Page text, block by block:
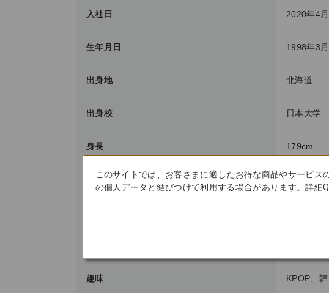
入社日 2020年4
生年月日 1998年3
出身地 北海道
出身校 日本大学
身長 179cm
専門種目 陸上競技
趣味 KPOP、
このサイトでは、お客さまに適したお得な商品やサービ
の個人データと結びつけて利用する場合があります。詳細